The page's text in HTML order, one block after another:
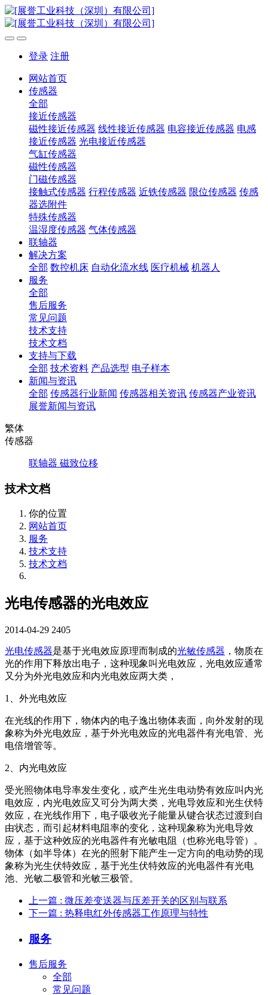
登录 注册
网站首页
传感器
全部
接近传感器
磁性接近传感器 线性接近传感器 电容接近传感器 电感
接近传感器 光电接近传感器
气缸传感器
磁性传感器
门磁传感器
接触式传感器 行程传感器 近铁传感器 限位传感器 传感
器选附件
特殊传感器
温湿度传感器 气体传感器
联轴器
解决方案
全部 数控机床 自动化流水线 医疗机械 机器人
服务
全部
售后服务
常见问题
技术支持
技术文档
支持与下载
全部 技术资料 产品选型 电子样本
新闻与资讯
全部 传感器行业新闻 传感器相关资讯 传感器产业资讯
展誉新闻与资讯
繁体
传感器
联轴器 磁致位移
技术文档
你的位置
网站首页
服务
技术支持
技术文档
光电传感器的光电效应
2014-04-29 2405
光电传感器是基于光电效应原理而制成的光敏传感器 ，物质在
光的作用下释放出电子，这种现象叫光电效应，光电效应通常
又分为外光电效应和内光电效应两大类，
1、外光电效应
在光线的作用下，物体内的电子逸出物体表面，向外发射的现
象称为外光电效应，基于外光电效应的光电器件有光电管、光
电倍增管等。
2、内光电效应
受光照物体电导率发生变化，或产生光生电动势有效应叫内光
电效应，内光电效应又可分为两大类，光电导效应和光生伏特
效应，在光线作用下，电子吸收光子能量从键合状态过渡到自
由状态，而引起材料电阻率的变化，这种现象称为光电导效
应，基于这种效应的光电器件有光敏电阻（也称光电导管）。
物体（如半导体）在光的照射下能产生一定方向的电动势的现
象称为光生伏特效应，基于光生伏特效应的光电器件有光电
池、光敏二极管和光敏三极管。
上一篇 : 微压差变送器与压差开关的区别与联系
下一篇 : 热释电红外传感器工作原理与特性
服务
售后服务
全部
常见问题